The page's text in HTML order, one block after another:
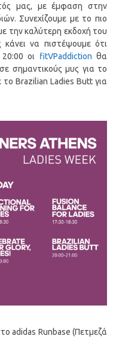
μας, με έμφαση στην
Συνεχίζουμε με το πιο
την καλύτερη εκδοχή του
να πιστέψουμε ότι
οι fitVPaddiction θα
σημαντικούς μυς για το
το Brazilian Ladies Butt για
adidas Runbase (Πετμεζά